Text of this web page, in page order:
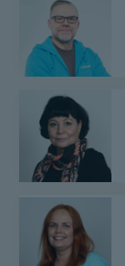
Jokinen
Kristiina
Saarelma
Höijer